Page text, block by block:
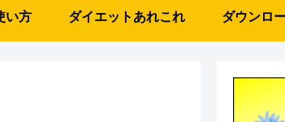
い方 ダイエットあれこれ ダウンロ